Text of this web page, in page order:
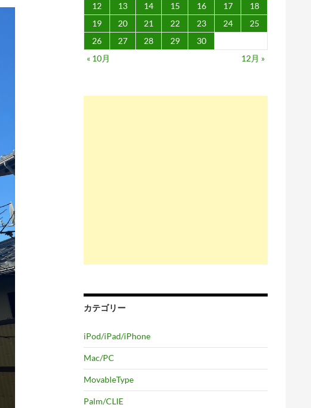
12
13 14 15 16 17
18
19
20 21 22 23 24
25
26
27 28 29
30
« 10月
12月 »
カテゴリー
iPod/iPad/iPhone
Mac/PC
MovableType
Palm/CLIE